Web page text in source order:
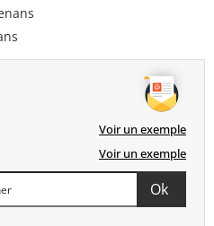
Voir un exemple
Voir un exemple